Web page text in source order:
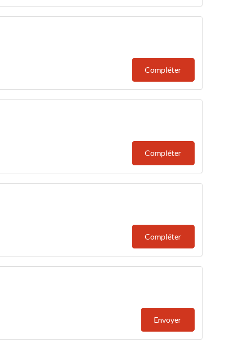
Compléter
Compléter
Compléter
Envoyer